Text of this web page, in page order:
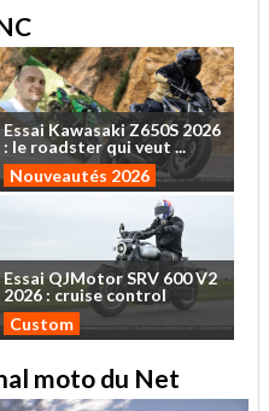
Essai Kawasaki Z650S 2026
: le roadsterquiveut ...
Nouveautés 2026
EssaiQJMotorSRV 600V2
2026 : cruise control
Custom
moto du Net